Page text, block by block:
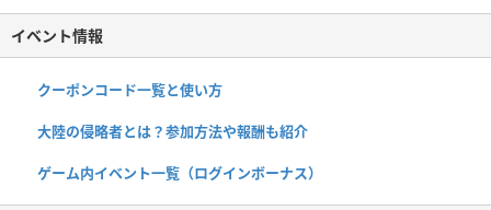
イベント情報
クーポンコード一覧と使い方
大陸の侵略者とは？参加方法や報酬も紹介
ゲーム内イベント一覧（ログインボーナス）